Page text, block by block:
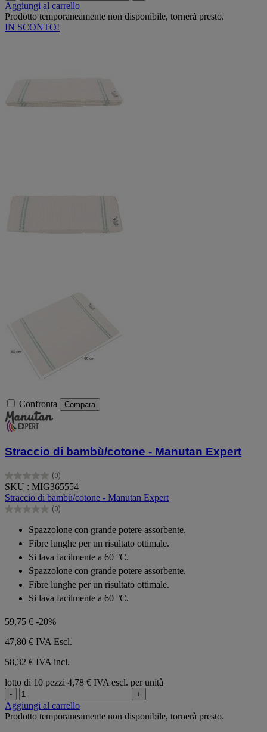
Aggiungi al carrello
Prodotto temporaneamente non disponibile, tornerà presto.
IN SCONTO!
Confronta Compara
Straccio di bambù/cotone - Manutan Expert
(0)
0.0
su
5
stelle.
SKU : MIG365554
Straccio di bambù/cotone - Manutan Expert
(0)
0.0
stelle.
Spazzolone con grande potere assorbente.
Fibre lunghe per un risultato ottimale.
Si lava facilmente a 60 °C.
Spazzolone con grande potere assorbente.
Fibre lunghe per un risultato ottimale.
Si lava facilmente a 60 °C.
59,75 € -20%
47,80 € IVA Escl.
58,32 € IVA incl.
lotto di 10 pezzi 4,78 € IVA escl. per unità
- +
Aggiungi al carrello
Prodotto temporaneamente non disponibile, tornerà presto.